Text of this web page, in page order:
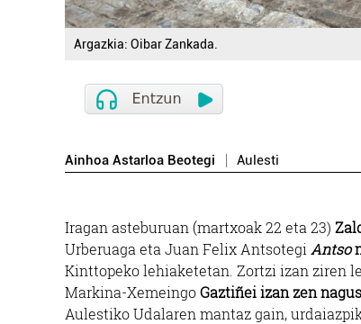
Argazkia: Oibar Zankada.
Ainhoa Astarloa Beotegi Aulesti
Iragan asteburuan (martxoak 22 eta 23)
Urberuaga eta Juan Felix Antsotegi Antso
Kinttopeko lehiaketetan. Zortzi izan ziren
Markina-XemeingoGaztiñei izan zen
Aulestiko Udalaren mantaz gain,